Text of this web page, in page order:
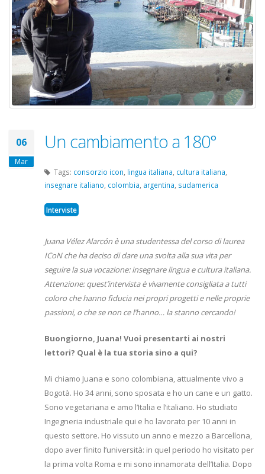
06
Mar
Un cambiamento a 180°
Tags: consorzio icon lingua italiana cultura italiana
insegnare italiano colombia argentina sudamerica
Interviste
Juana Vélez Alarcón è una studentessa del corso di laurea
ICoN che ha deciso di dare una svolta alla sua vita per
seguire la sua vocazione: insegnare lingua e cultura italiana.
Attenzione: quest’intervista è vivamente consigliata a tutti
coloro che hanno fiducia nei propri progetti e nelle proprie
passioni, o che se non ce l’hanno… la stanno cercando!
Buongiorno, Juana! Vuoi presentarti ai nostri
lettori? Qual è la tua storia sino a qui?
Mi chiamo Juana e sono colombiana, attualmente vivo a
Bogotà. Ho 34 anni, sono sposata e ho un cane e un gatto.
Sono vegetariana e amo l’Italia e l’italiano. Ho studiato
Ingegneria industriale qui e ho lavorato per 10 anni in
questo settore. Ho vissuto un anno e mezzo a Barcellona,
dopo aver finito l’università: in quel periodo ho visitato per
la prima volta Roma e mi sono innamorata dell’Italia. Dopo